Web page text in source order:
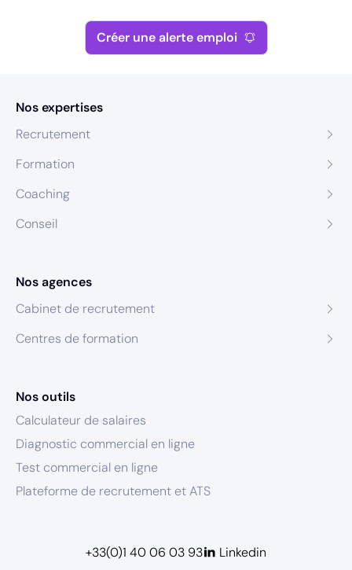
Créer une alerte emploi
Nos expertises
Recrutement
Formation
Coaching
Conseil
Nos agences
Cabinet de recrutement
Centres de formation
Nos outils
Calculateur de salaires
Diagnostic commercial en ligne
Test commercial en ligne
Plateforme de recrutement et ATS
+33(0)1 40 06 03 93 Linkedin